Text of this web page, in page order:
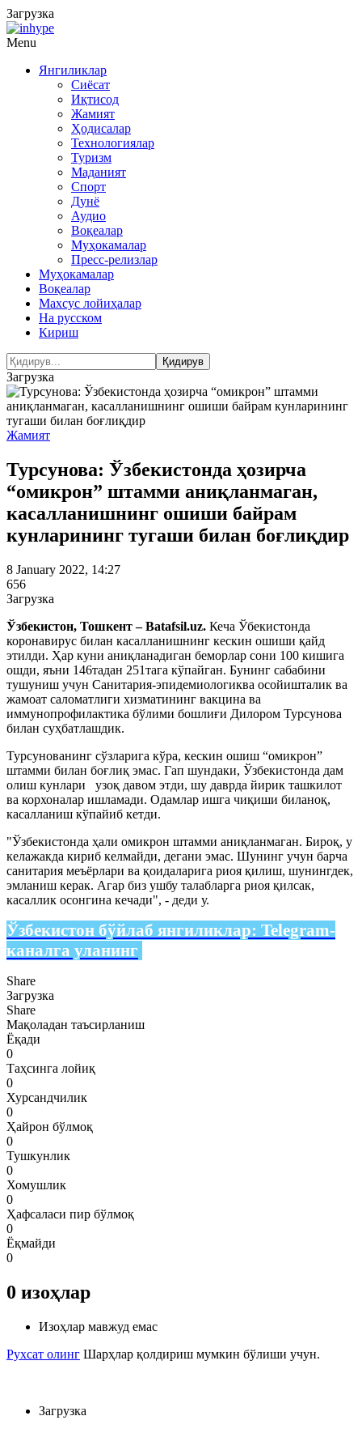
Загрузка
Menu
Янгиликлар
Сиёсат
Иқтисод
Жамият
Ҳодисалар
Технологиялар
Туризм
Маданият
Спорт
Дунё
Аудио
Воқеалар
Муҳокамалар
Пресс-релизлар
Муҳокамалар
Воқеалар
Махсус лойиҳалар
На русском
Кириш
Загрузка
Жамият
Турсунова: Ўзбекистонда ҳозирча
“омикрон” штамми аниқланмаган,
касалланишнинг ошиши байрам
кунларининг тугаши билан боғлиқдир
8 January 2022, 14:27
656
Загрузка
Ўзбекистон, Тошкент – Batafsil.uz. Кеча Ўбекистонда
коронавирус билан касалланишнинг кескин ошиши қайд
этилди. Ҳар куни аниқланадиган беморлар сони 100 кишига
ошди, яъни 146тадан 251тага кўпайган. Бунинг сабабини
тушуниш учун Санитария-эпидемиологиква осойишталик ва
жамоат саломатлиги хизматининг вакцина ва
иммунопрофилактика бўлими бошлиғи Дилором Турсунова
билан суҳбатлашдик.
Турсунованинг сўзларига кўра, кескин ошиш “омикрон”
штамми билан боғлиқ эмас. Гап шундаки, Ўзбекистонда дам
олиш кунлари узоқ давом этди, шу даврда йирик ташкилот
ва корхоналар ишламади. Одамлар ишга чиқиши биланоқ,
касалланиш кўпайиб кетди.
"Ўзбекистонда ҳали омикрон штамми аниқланмаган. Бироқ, у
келажакда кириб келмайди, дегани эмас. Шунинг учун барча
санитария меъёрлари ва қоидаларига риоя қилиш, шунингдек,
эмланиш керак. Агар биз ушбу талабларга риоя қилсак,
касаллик осонгина кечади", - деди у.
Ўзбекистон бўйлаб янгиликлар: Telegram-
каналга уланинг
Share
Загрузка
Share
Мақоладан таъсирланиш
Ёқади
0
Таҳсинга лойиқ
0
Хурсандчилик
0
Ҳайрон бўлмоқ
0
Тушкунлик
0
Хомушлик
0
Ҳафсаласи пир бўлмоқ
0
Ёқмайди
0
0 изоҳлар
Изоҳлар мавжуд емас
Рухсат олинг Шарҳлар қолдириш мумкин бўлиши учун.
Загрузка